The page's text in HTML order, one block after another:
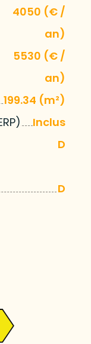
4050 (€ /
an)
5530 (€ /
an)
199.34 (m²)
Inclus
D
D